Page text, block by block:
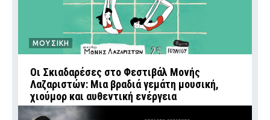
ΜΟΥΣΙΚΗ
Οι Σκιαδαρέσες στο Φεστιβάλ Μονής
Λαζαριστών: Μια βραδιά γεμάτη μουσική,
χιούμορ και αυθεντική ενέργεια